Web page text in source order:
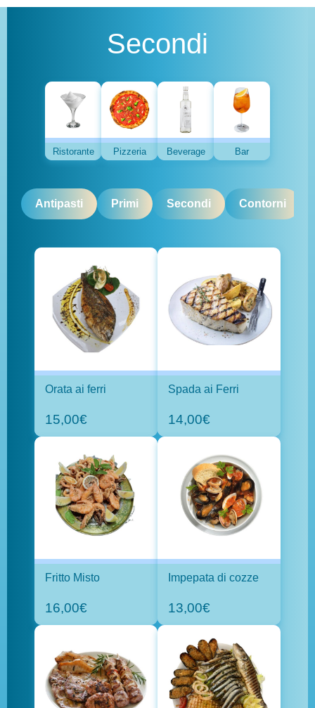
Secondi
Ristorante Pizzeria Beverage Bar
Antipasti Primi Secondi Contorni
Orata ai ferri
15,00€
Spada ai Ferri
14,00€
Fritto Misto
16,00€
Impepata di cozze
13,00€